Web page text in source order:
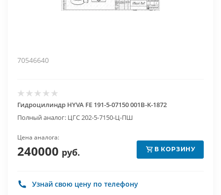
70546640
Гидроцилиндр HYVA FE 191-5-07150 001B-K-1872
Полный аналог: ЦГС 202-5-7150-Ц-ПШ
Цена аналога:
240000 руб. В КОРЗИНУ
Узнай свою цену по телефону